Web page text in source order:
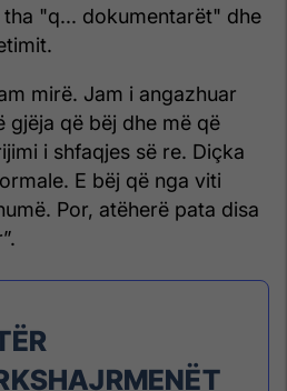
"q... dokumentarët" dhe
mirë. Jam i angazhuar
gjëja që bëj dhe më që
i shfaqjes së re. Diçka
E bëj që nga viti
Por, atëherë pata disa